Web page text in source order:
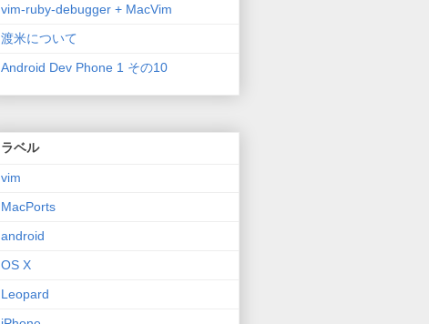
vim-ruby-debugger + MacVim
渡米について
Android Dev Phone 1 その10
ラベル
vim
MacPorts
android
OS X
Leopard